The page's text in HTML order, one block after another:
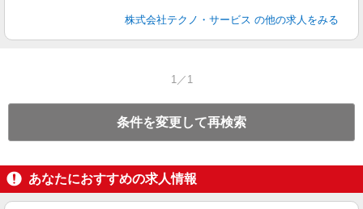
株式会社テクノ・サービス の他の求人をみる
1／1
条件を変更して再検索
あなたにおすすめの求人情報